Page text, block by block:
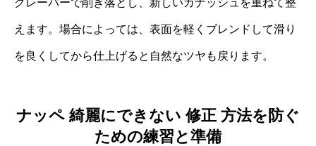
クレーパーで削ぎ落とし、新しいガナッシュを重ねて整
えます。場合によっては、表面を軽くブレンドして滑り
を良くしてから仕上げると自然なツヤも戻ります。
ナッペ 綺麗にできない 修正 方法を防ぐ
ための練習と準備